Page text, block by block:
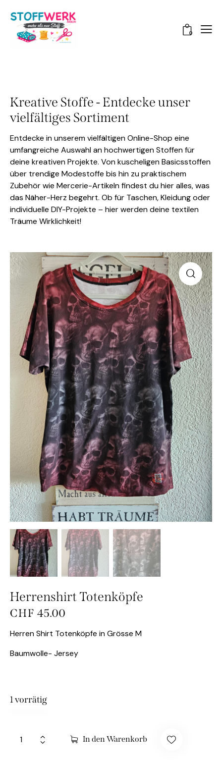
0
Kreative Stoffe - Entdecke unser
vielfältiges Sortiment
Entdecke in unserem vielfältigen Online-Shop eine
umfangreiche Auswahl an hochwertigen Stoffen für
deine kreativen Projekte. Von kuscheligen Basicsstoffen
über trendige Modestoffe bis hin zu praktischem
Zubehör wie Mercerie-Artikeln findest du hier alles, was
das Näher-Herz begehrt. Ob für Taschen, Kleidung oder
individuelle DIY-Projekte – hier werden deine textilen
Träume Wirklichkeit!
Herrenshirt Totenköpfe
CHF 45.00
Herren Shirt Totenköpfe in Grösse M
Baumwolle- Jersey
1 vorrätig
In den Warenkorb